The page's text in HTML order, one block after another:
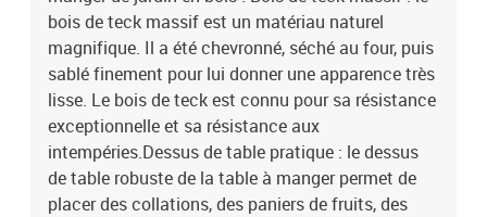
bois de teck massif est un matériau naturel
magnifique. Il a été chevronné, séché au four, puis
sablé finement pour lui donner une apparence très
lisse. Le bois de teck est connu pour sa résistance
exceptionnelle et sa résistance aux
intempéries.Dessus de table pratique : le dessus
de table robuste de la table à manger permet de
placer des collations, des paniers de fruits, des